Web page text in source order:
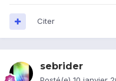
Citer
sebrider